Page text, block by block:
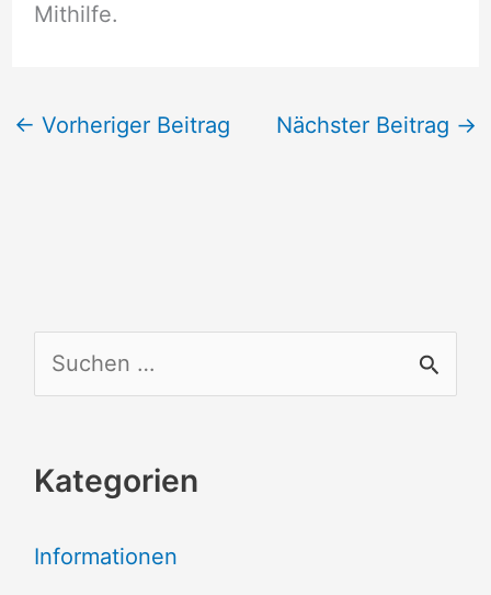
Mithilfe.
← Vorheriger Beitrag Nächster Beitrag →
u
h
n
Kategorien
Informationen